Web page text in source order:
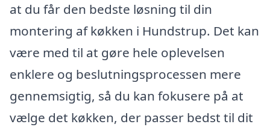
at du får den bedste løsning til din
montering af køkken i Hundstrup. Det kan
være med til at gøre hele oplevelsen
enklere og beslutningsprocessen mere
gennemsigtig, så du kan fokusere på at
vælge det køkken, der passer bedst til dit